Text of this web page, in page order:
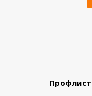
Профлист